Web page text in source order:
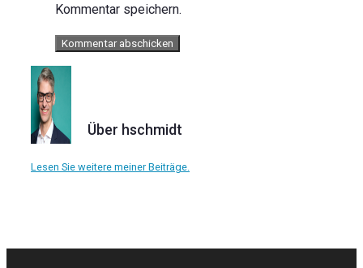
Kommentar speichern.
Über hschmidt
Lesen Sie weitere meiner Beiträge.